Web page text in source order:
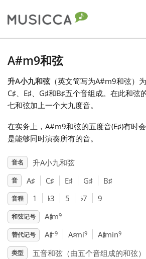
Български
English
Español
A#m9和弦
升A小九和弦 （英文简写为A#m9和弦）
C♯、E♯、G♯和B♯五个音组成。在此和弦
七和弦加上一个大九度音。
在实务上，A#m9和弦的五度音(E♯)有时
是能够同时演奏所有的音。
音名 升A小九和弦
音 A♯ C♯ E♯ G♯ B♯
音程 1 ♭3 5 ♭7 9
和弦记号 A♯m9
替代记号 A♯–9 A♯mi9 A♯min9
类型 五音和弦（由五个音组成的和弦）